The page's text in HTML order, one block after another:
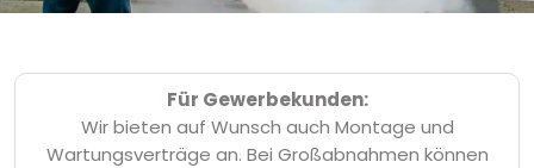
Für Gewerbekunden:
Wir bieten auf Wunsch auch Montage und
Wartungsverträge an. Bei Großabnahmen können